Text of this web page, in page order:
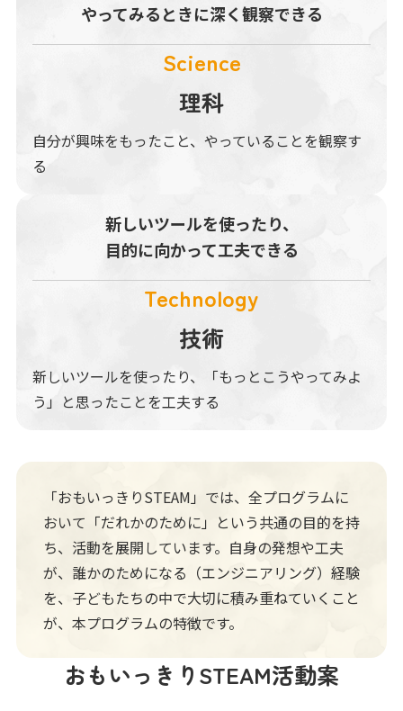
やってみるときに深く観察できる
Science
理科
自分が興味をもったこと、やっていることを観察す
る
新しいツールを使ったり、
目的に向かって工夫できる
Technology
技術
新しいツールを使ったり、「もっとこうやってみよ
う」と思ったことを工夫する
「おもいっきりSTEAM」では、全プログラムに
おいて「だれかのために」という共通の目的を持
ち、活動を展開しています。自身の発想や工夫
が、誰かのためになる（エンジニアリング）経験
を、子どもたちの中で大切に積み重ねていくこと
が、本プログラムの特徴です。
おもいっきりSTEAM活動案